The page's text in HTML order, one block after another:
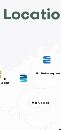
Gent
Brussel
Antwerpen